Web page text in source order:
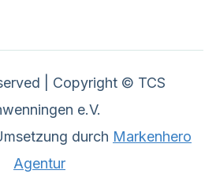
| Copyright © TCS
e.V.
durch Markenhero
Agentur